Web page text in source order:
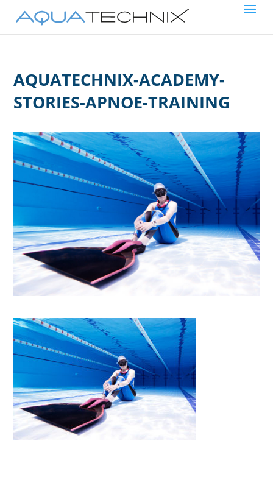
AQUATECHNIX-ACADEMY-
STORIES-APNOE-TRAINING